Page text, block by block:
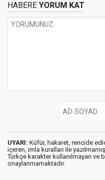
HABERE YORUM KAT
UYARI: Küfür, hakaret, rencide
içeren, imla kuralları ile
Türkçe karakter kullanılmayan ve
onaylanmamaktadır.